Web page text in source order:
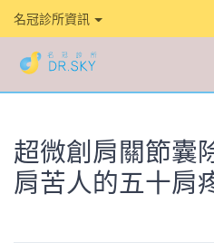
名冠診所資訊
超微創肩關節囊
肩苦人的五十肩